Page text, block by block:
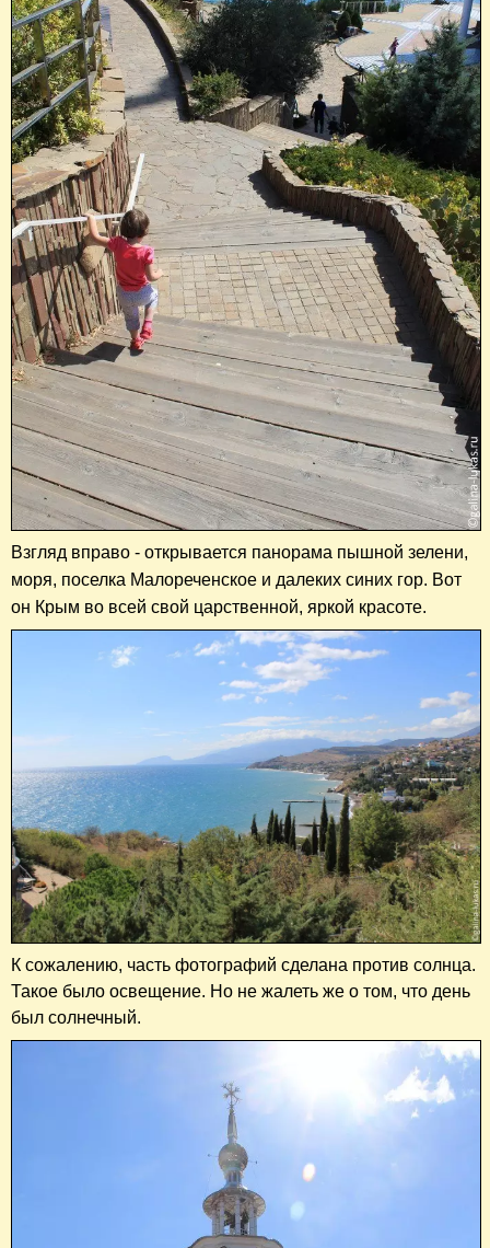
​Взгляд вправо - открывается панорама пышной зелени,
моря, поселка Малореченское и далеких синих гор. Вот
он Крым во всей свой царственной, яркой красоте.
К сожалению, часть фотографий сделана против солнца.
Такое было освещение. Но не жалеть же о том, что день
был солнечный.